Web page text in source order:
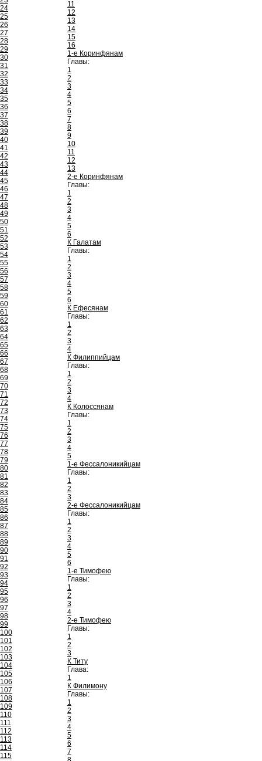
24
25
26
27
28
29
30
31
32
33
34
35
36
37
38
39
40
41
42
43
44
45
46
47
48
49
50
51
52
53
54
55
56
57
58
59
60
61
62
63
64
65
66
67
68
69
70
71
72
73
74
75
76
77
78
79
80
81
82
83
84
85
86
87
88
89
90
91
92
93
94
95
96
97
98
99
100
101
102
103
104
105
106
107
108
109
110
111
112
113
114
115
11
12
13
14
15
16
1-е Коринфянам
Главы:
1
2
3
4
5
6
7
8
9
10
11
12
13
2-е Коринфянам
Главы:
1
2
3
4
5
6
К Галатам
Главы:
1
2
3
4
5
6
К Ефесянам
Главы:
1
2
3
4
К Филиппийцам
Главы:
1
2
3
4
К Колоссянам
Главы:
1
2
3
4
5
1-е Фессалоникийцам
Главы:
1
2
3
2-е Фессалоникийцам
Главы:
1
2
3
4
5
6
1-е Тимофею
Главы:
1
2
3
4
2-е Тимофею
Главы:
1
2
3
К Титу
Глава:
1
К Филимону
Главы:
1
2
3
4
5
6
7